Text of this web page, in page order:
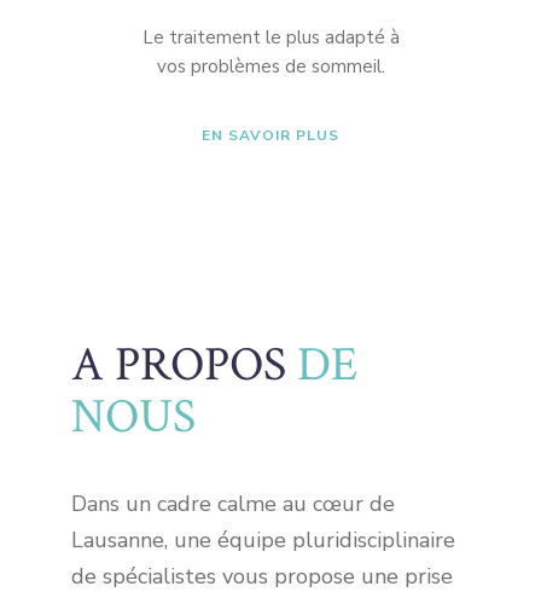
Le traitement le plus adapté à
vos problèmes de sommeil.
EN SAVOIR PLUS
A PROPOS DE
NOUS
Dans un cadre calme au cœur de
Lausanne, une équipe pluridisciplinaire
de spécialistes vous propose une prise